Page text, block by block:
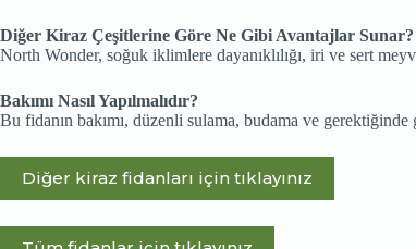
Diğer Kiraz Çeşitlerine Göre Ne Gibi Avantajlar Sunar?
North Wonder, soğuk iklimlere dayanıklılığı, iri ve sert
Bakımı Nasıl Yapılmalıdır?
Bu fidanın bakımı, düzenli sulama, budama ve gerektiğinde
Diğer kiraz fidanları için tıklayınız